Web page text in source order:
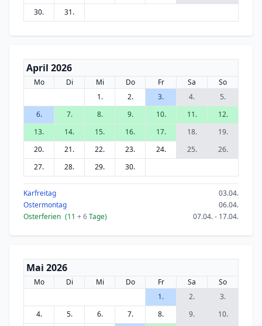
30.
31.
April 2026
Mo Di Mi Do Fr Sa
So
1.
2. 3. 4.
5.
6.
7. 8. 9. 10. 11.
12.
13.
14. 15. 16. 17. 18.
19.
20.
21. 22. 23. 24. 25.
26.
27.
28. 29. 30.
Karfreitag
03.04.
Ostermontag
06.04.
Osterferien (11 + 6Tage) 07.04. - 17.04.
Mai 2026
Mo Di Mi Do Fr Sa
So
1.
2.
3.
4.
5. 6. 7. 8. 9.
10.